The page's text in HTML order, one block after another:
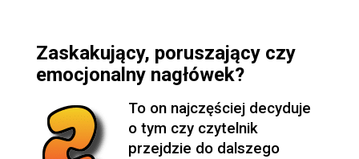
Zaskakujący, poruszający czy
emocjonalny nagłówek?
To on najczęściej decyduje
o tym czy czytelnik
przejdzie do dalszego